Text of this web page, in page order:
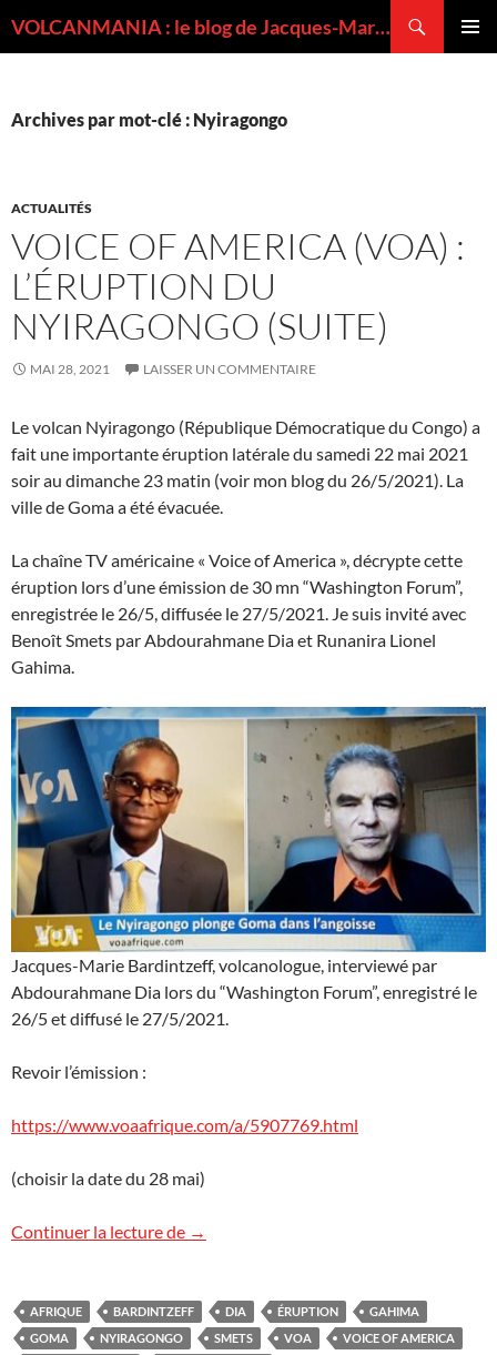
VOLCANMANIA : le blog de Jacques-Marie BARDINTZEFF, volcanologue
Archives par mot-clé : Nyiragongo
ACTUALITÉS
VOICE OF AMERICA (VOA) :
L’ÉRUPTION DU
NYIRAGONGO (SUITE)
MAI 28, 2021 LAISSER UN COMMENTAIRE
Le volcan Nyiragongo (République Démocratique du Congo) a
fait une importante éruption latérale du samedi 22 mai 2021
soir au dimanche 23 matin (voir mon blog du 26/5/2021). La
ville de Goma a été évacuée.
La chaîne TV américaine « Voice of America », décrypte cette
éruption lors d’une émission de 30 mn “Washington Forum”,
enregistrée le 26/5, diffusée le 27/5/2021. Je suis invité avec
Benoît Smets par Abdourahmane Dia et Runanira Lionel
Gahima.
Jacques-Marie Bardintzeff, volcanologue, interviewé par
Abdourahmane Dia lors du “Washington Forum”, enregistré le
26/5 et diffusé le 27/5/2021.
Revoir l’émission :
https://www.voaafrique.com/a/5907769.html
(choisir la date du 28 mai)
Continuer la lecture de Voice of America (VOA) : l’éruption du
→
AFRIQUE BARDINTZEFF DIA ÉRUPTION
GAHIMA
GOMA
NYIRAGONGO SMETS VOA
VOICE OF AMERICA